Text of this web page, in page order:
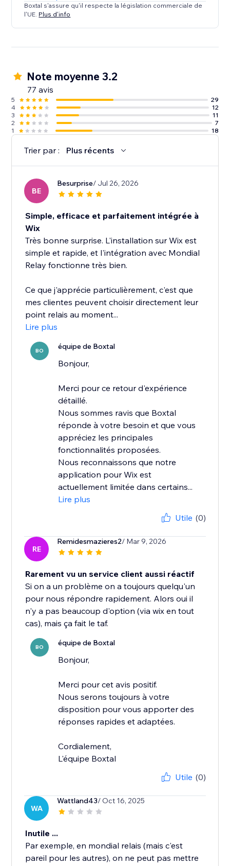
Boxtal s'assure qu'il respecte la législation commerciale de
l'UE. Plus d'info
Note moyenne 3.2
77 avis
5
29
4
12
3
11
2
7
1
18
Trier par : Plus récents
BE
Besurprise/ Jul 26, 2026
Simple, efficace et parfaitement intégrée à
Wix
Très bonne surprise. L'installation sur Wix est
simple et rapide, et l'intégration avec Mondial
Relay fonctionne très bien.
Ce que j'apprécie particulièrement, c'est que
mes clientes peuvent choisir directement leur
point relais au moment...
Lire plus
BO équipe de Boxtal
Bonjour,
Merci pour ce retour d'expérience
détaillé.
Nous sommes ravis que Boxtal
réponde à votre besoin et que vous
appréciez les principales
fonctionnalités proposées.
Nous reconnaissons que notre
application pour Wix est
actuellement limitée dans certains...
Lire plus
Utile (0)
RE
Remidesmazieres2/ Mar 9, 2026
Rarement vu un service client aussi réactif
Si on a un problème on a toujours quelqu'un
pour nous répondre rapidement. Alors oui il
n'y a pas beaucoup d'option (via wix en tout
cas), mais ça fait le taf.
BO équipe de Boxtal
Bonjour,
Merci pour cet avis positif.
Nous serons toujours à votre
disposition pour vous apporter des
réponses rapides et adaptées.
Cordialement,
L'équipe Boxtal
Utile (0)
WA
Wattland43/ Oct 16, 2025
Inutile ...
Par exemple, en mondial relais (mais c'est
pareil pour les autres), on ne peut pas mettre